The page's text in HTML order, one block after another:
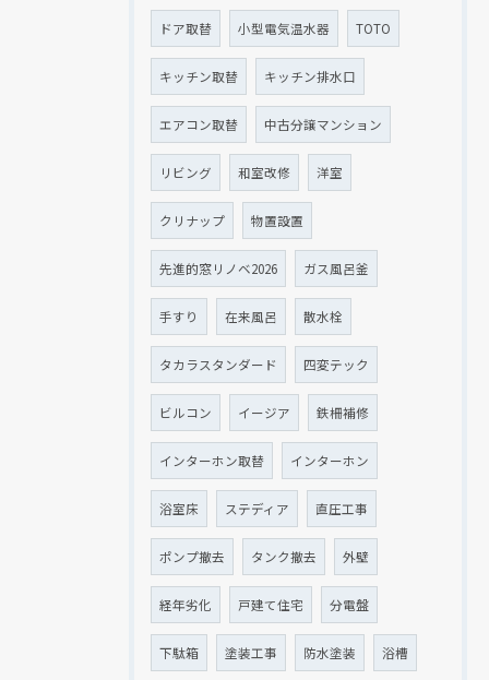
ドア取替 小型電気温水器 TOTO
キッチン取替 キッチン排水口
エアコン取替 中古分譲マンション
リビング 和室改修 洋室
クリナップ 物置設置
先進的窓リノベ2026 ガス風呂釜
手すり 在来風呂 散水栓
タカラスタンダード 四変テック
ビルコン イージア 鉄柵補修
インターホン取替 インターホン
浴室床 ステディア 直圧工事
ポンプ撤去 タンク撤去 外壁
経年劣化 戸建て住宅 分電盤
下駄箱 塗装工事 防水塗装 浴槽